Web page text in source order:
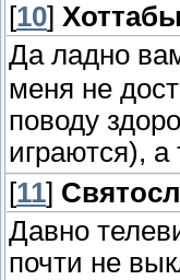
[10]
Да ладно
меня не
поводу
играются), а
[11]
Давно
почти не